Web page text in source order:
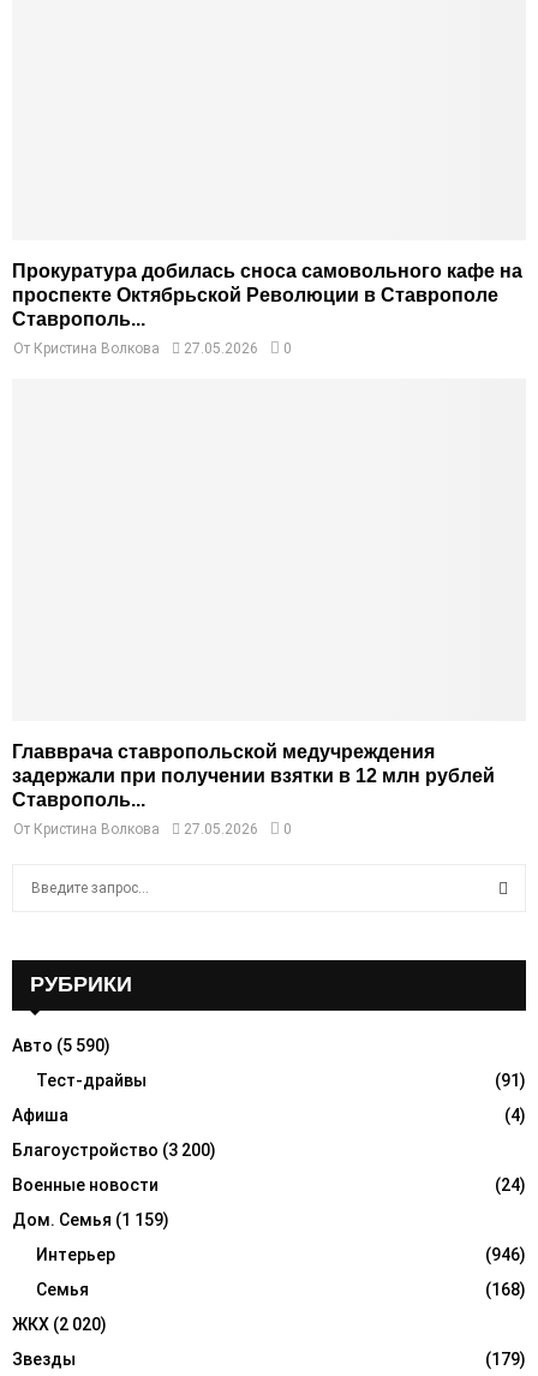
Прокуратура добилась сноса самовольного кафе на
проспекте Октябрьской Революции в Ставрополе
Ставрополь...
От Кристина Волкова 27.05.2026 0
Главврача ставропольской медучреждения
задержали при получении взятки в 12 млн рублей
Ставрополь...
От Кристина Волкова 27.05.2026 0
o
R
C
H
РУБРИКИ
Авто (5 590)
Тест-драйвы
(91)
Афиша
(4)
Благоустройство (3 200)
Военные новости
(24)
Дом. Семья (1 159)
Интерьер
(946)
Семья
(168)
ЖКХ (2 020)
Звезды
(179)